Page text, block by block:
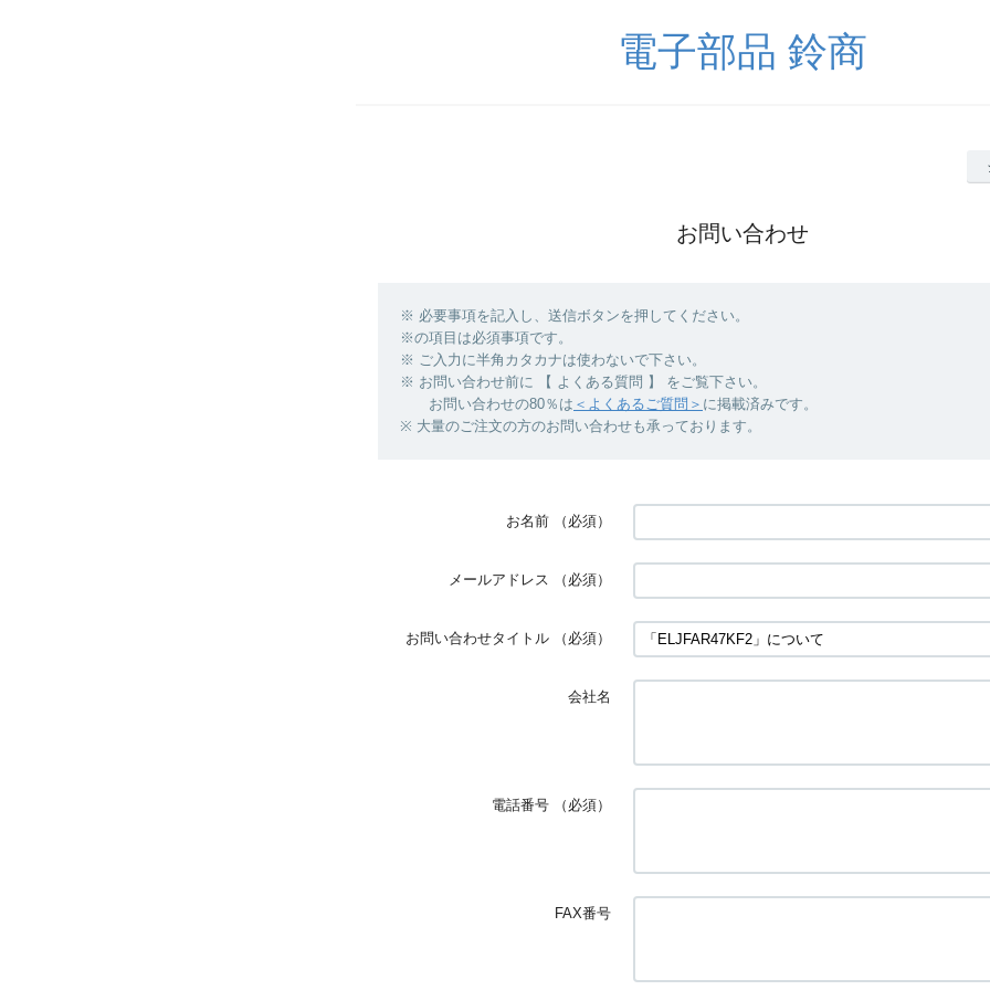
電子部品 鈴商
お問い合わせ
※ 必要事項を記入し、送信ボタンを押してください。
※の項目は必須事項です。
※ ご入力に半角カタカナは使わないで下さい。
※ お問い合わせ前に 【 よくある質問 】 をご覧下さい。
お問い合わせの80％は ＜よくあるご質問＞ に掲載済みです。
※ 大量のご注文の方のお問い合わせも承っております。
お名前 （必須）
メールアドレス （必須）
お問い合わせタイトル （必須）
会社名
電話番号 （必須）
FAX番号